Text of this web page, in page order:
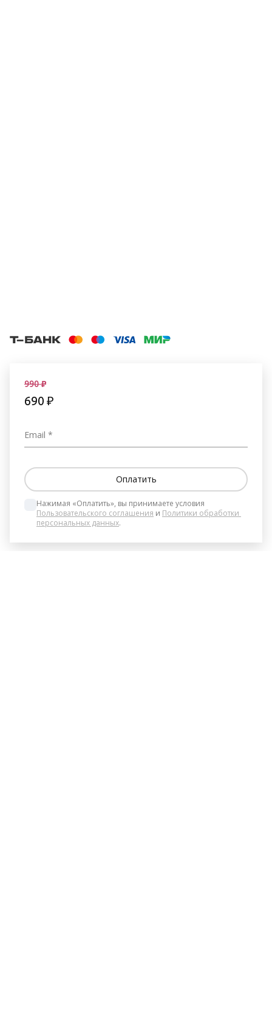
990 ₽
690 ₽
Email
Пользовательского соглашения и Политики обработки
персональных данных.